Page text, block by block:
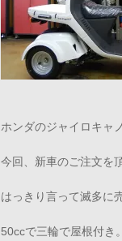
ホンダのジャイロキャ
今回、新車のご注文を
はっきり言って滅多に
50ccで三輪で屋根付き。